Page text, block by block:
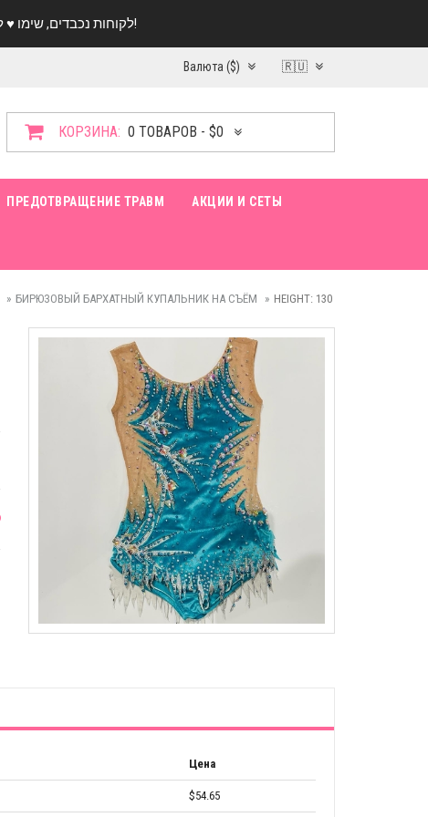
לקוחות נכבדים, שימו ♥️ לב! בימי החופש עד התאריך 20.08 החנות עובדת במתכונת מצומצמת. נא להתקשר לפני הגעה!
Валюта ($) 🇷🇺
КОРЗИНА: 0 ТОВАРОВ - $0
ПРЕДОТВРАЩЕНИЕ ТРАВМ АКЦИИ И СЕТЫ
БИРЮЗОВЫЙ БАРХАТНЫЙ КУПАЛЬНИК НА СЪЁМ HEIGHT: 130
Цена
$54.65